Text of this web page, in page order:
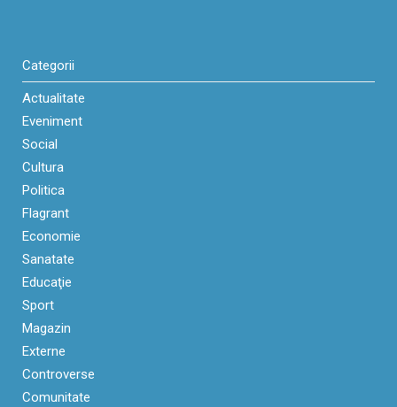
Categorii
Actualitate
Eveniment
Social
Cultura
Politica
Flagrant
Economie
Sanatate
Educaţie
Sport
Magazin
Externe
Controverse
Comunitate